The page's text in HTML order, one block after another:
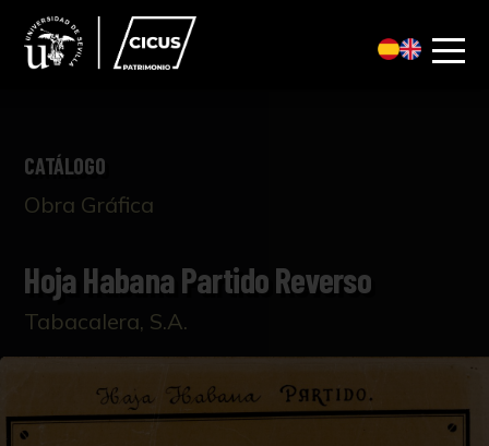
CATÁLOGO
Obra Gráfica
Hoja Habana Partido Reverso
Tabacalera, S.A.